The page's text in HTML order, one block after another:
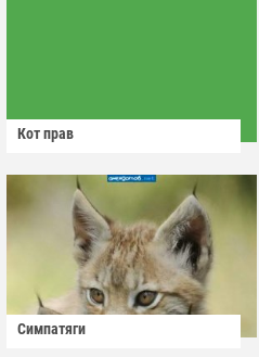
Кот прав
Симпатяги